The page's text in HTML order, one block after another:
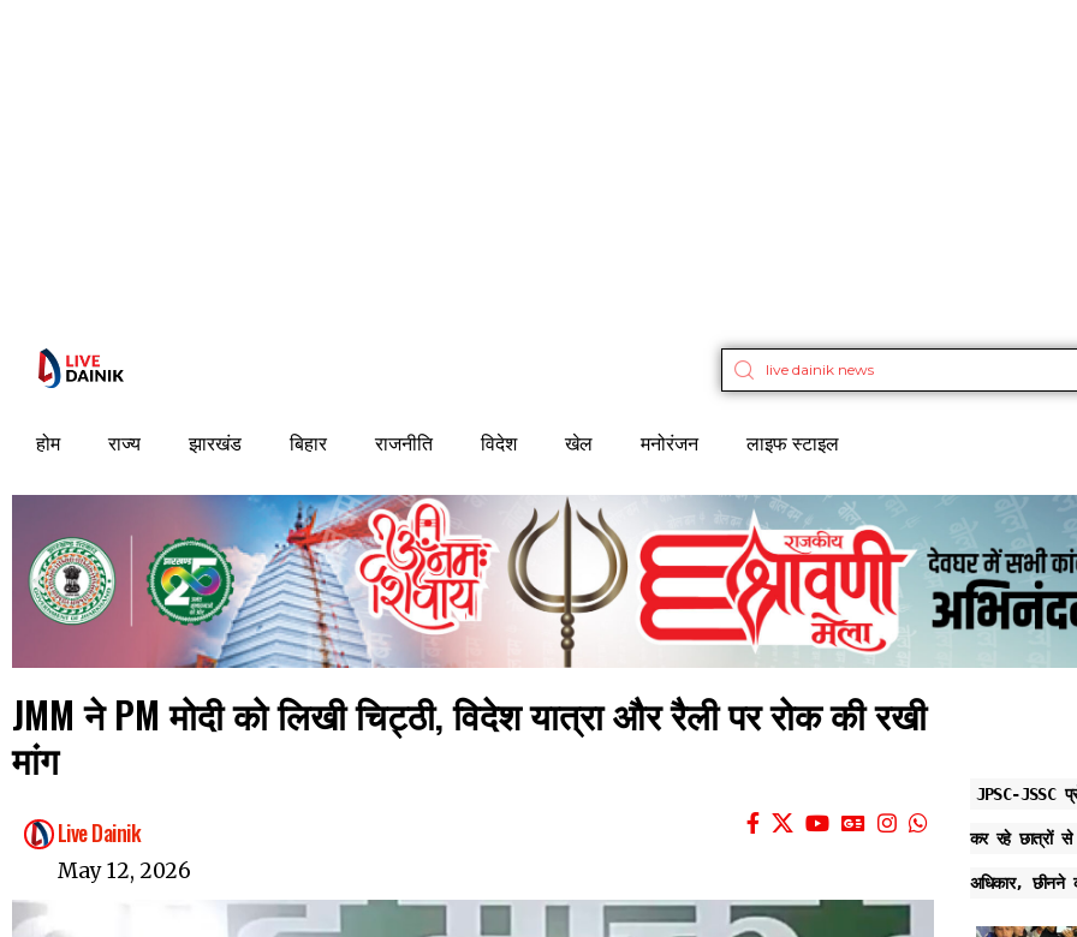
होम राज्य झारखंड बिहार राजनीति विदेश खेल मनोरंजन लाइफ स्टाइल
JMM ने PM मोदी को लिखी चिट्ठी, विदेश यात्रा और रैली पर रोक की रखी
मांग
Live Dainik
May 12, 2026
JPSC-JSSC
कर रहे छात्रों से
अधिकार, छीनने